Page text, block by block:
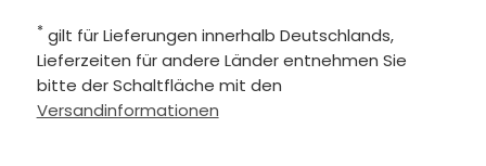
* gilt für Lieferungen innerhalb Deutschlands,
Lieferzeiten für andere Länder entnehmen Sie
bitte der Schaltfläche mit den
Versandinformationen